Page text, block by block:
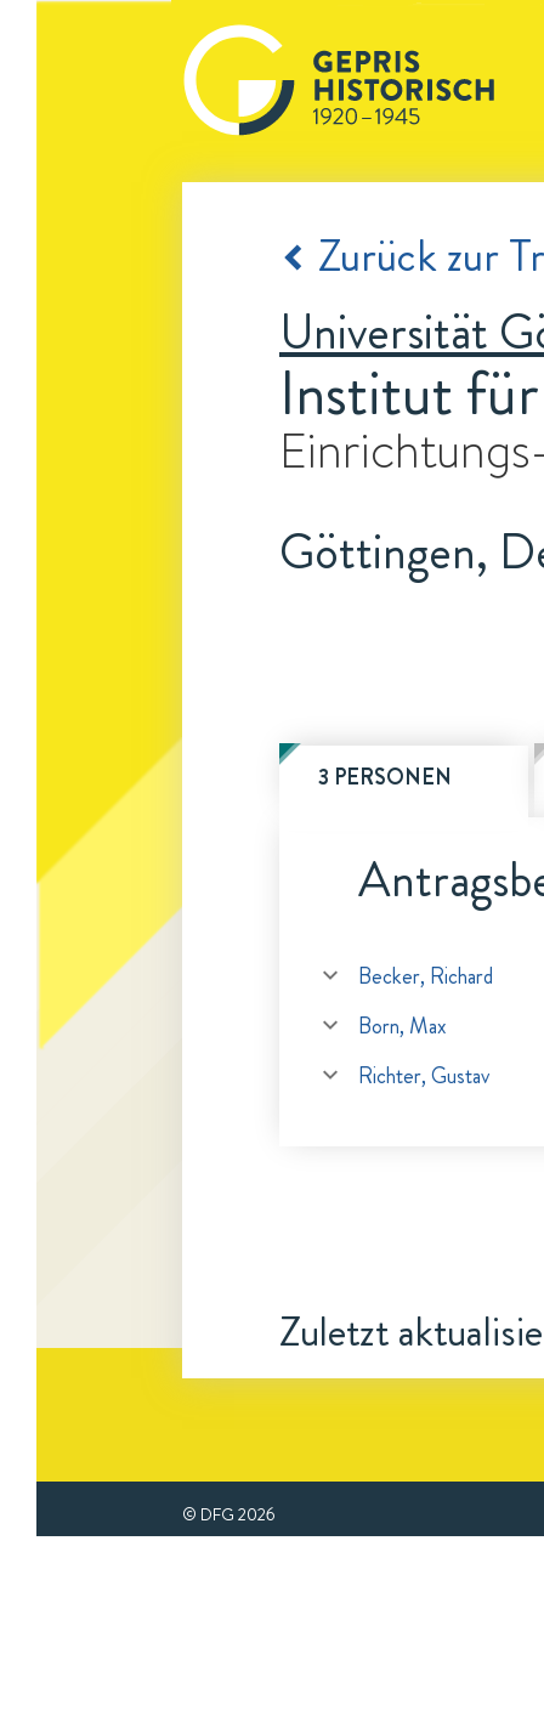
Zurück zur
Universität
Institut
Göttingen,
3 PERSONEN
Becker, Richard
Born, Max
Richter, Gustav
Zuletzt
© DFG 2026